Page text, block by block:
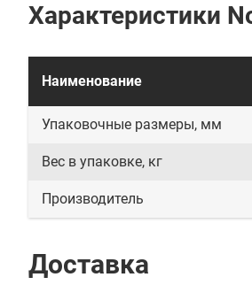
Характеристики
Наименование
Упаковочные размеры, мм
Вес в упаковке, кг
Производитель
Доставка